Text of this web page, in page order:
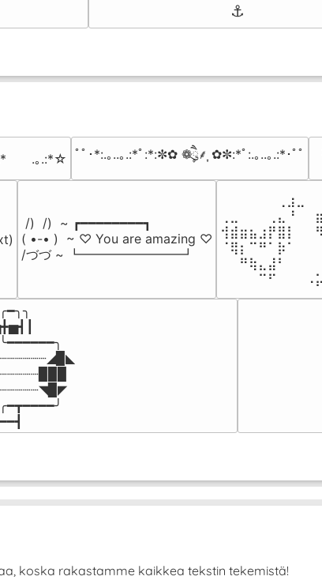
⚓
　　.｡.:*☆ ﾟﾟ･*:.｡..｡.:*ﾟ:*:✼✿ ❁ཻུ۪۪⸙͎ ✿✼:*ﾟ:.｡..｡.:*･ﾟﾟ
/)  /)  ~ ┏━━━━━━━━┓
( •-• )  ~ ♡ You are amazing ♡
/づづ ~ ┗━━━━━━━━┛
koska rakastamme kaikkea tekstin tekemistä!